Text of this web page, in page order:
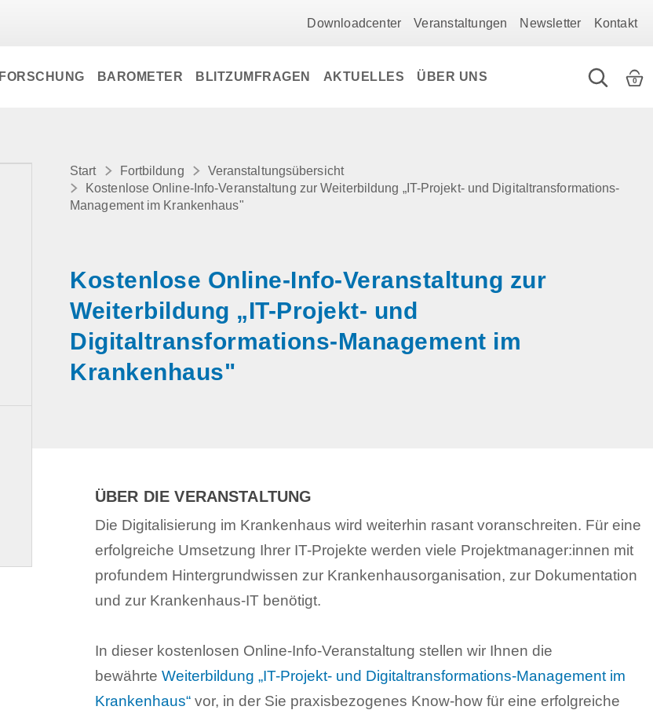
Downloadcenter Veranstaltungen Newsletter Kontakt
FORSCHUNG BAROMETER BLITZUMFRAGEN AKTUELLES ÜBER UNS 0
Start Fortbildung
Veranstaltungsübersicht
Kostenlose Online-Info-Veranstaltung zur Weiterbildung „IT-Projekt- und Digitaltransformations-
Management im Krankenhaus"
Kostenlose Online-Info-Veranstaltung zur
Weiterbildung „IT-Projekt- und
Digitaltransformations-Management im
Krankenhaus"
ÜBER DIE VERANSTALTUNG
Die Digitalisierung im Krankenhaus wird weiterhin rasant voranschreiten. Für eine
erfolgreiche Umsetzung Ihrer IT-Projekte werden viele Projektmanager:innen mit
profundem Hintergrundwissen zur Krankenhausorganisation, zur Dokumentation
und zur Krankenhaus-IT benötigt.
In dieser kostenlosen Online-Info-Veranstaltung stellen wir Ihnen die
bewährte Weiterbildung „IT-Projekt- und Digitaltransformations-Management im
Krankenhaus“ vor, in der Sie praxisbezogenes Know-how für eine erfolgreiche